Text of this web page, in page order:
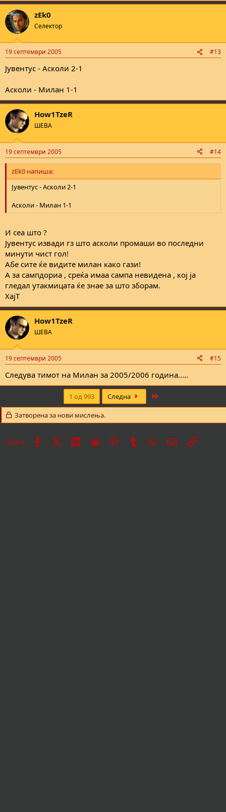
zEk0
Селектор
19 септември 2005 #13
Јувентус - Асколи 2-1
Асколи - Милан 1-1
How1TzeR
ШЕВА
19 септември 2005 #14
zEk0 напиша:
Јувентус - Асколи 2-1
Асколи - Милан 1-1
И сеа што ?
Јувентус извади гз што асколи промаши во последни
минути чист гол!
Абе сите ќе видите милан како гази!
А за сампдориа , среќа имаа сампа невидена , кој ја
гледал утакмицата ќе знае за што зборам.
ХајТ
How1TzeR
ШЕВА
19 септември 2005 #15
Следува тимот на Милан за 2005/2006 година.....
1 од 993 Следна
Затворена за нови мислења.
Share: Facebook LinkedInReddit PinterestTumblrWhatsApp
Е-поштаВрска